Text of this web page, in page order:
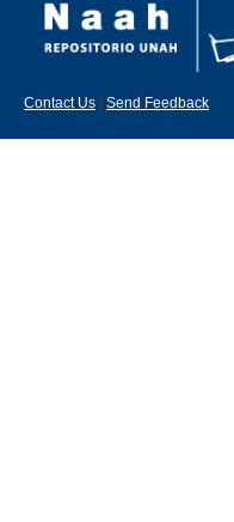
Contact Us Send Feedback